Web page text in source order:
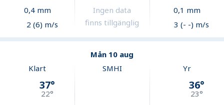
0,4mm
2 (6) m/s
Ingen data
finns tillgänglig
0,1 mm
3 (- -) m/s
Mån 10 aug
Klart
37°
22°
SMHI Yr
36°
23°